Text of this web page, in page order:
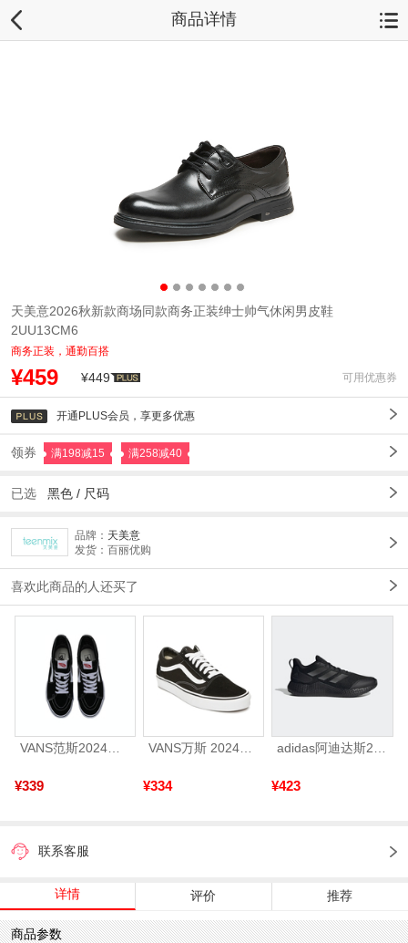
商品详情
天美意2026秋新款商场同款商务正装绅士帅气休闲男皮鞋
2UU13CM6
商务正装，通勤百搭
¥459 ¥449 可用优惠券
开通PLUS会员，享更多优惠
领券 满198减15 满258减40
已选 黑色 / 尺码
品牌： 天美意
发货：百丽优购
喜欢此商品的人还买了
VANS范斯2024中性SK8-HiCL帆布鞋/硫化鞋VN000D5IB8C
¥339 ¥334 ¥423
联系客服
详情 评价 推荐
商品参数